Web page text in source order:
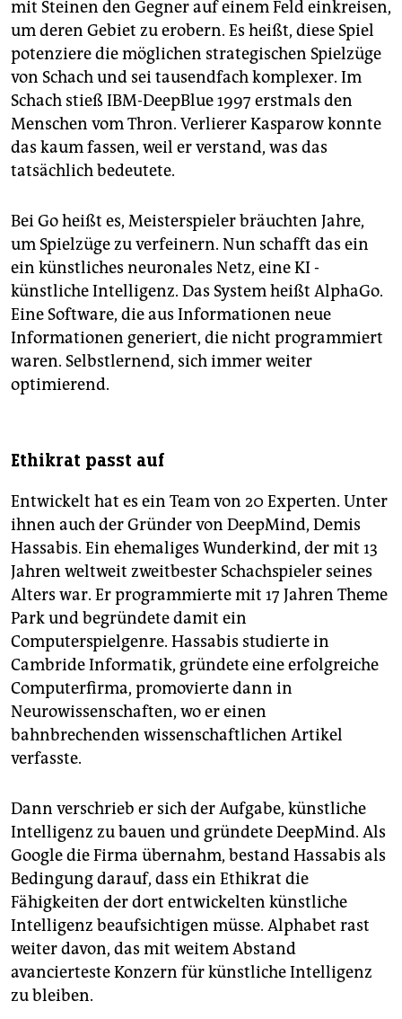
mit Steinen den Gegner auf einem Feld einkreisen,
um deren Gebiet zu erobern. Es heißt, diese Spiel
potenziere die möglichen strategischen Spielzüge
von Schach und sei tausendfach komplexer. Im
Schach stieß IBM-DeepBlue 1997 erstmals den
Menschen vom Thron. Verlierer Kasparow konnte
das kaum fassen, weil er verstand, was das
tatsächlich bedeutete.
Bei Go heißt es, Meisterspieler bräuchten Jahre,
um Spielzüge zu verfeinern. Nun schafft das ein
ein künstliches neuronales Netz, eine KI -
künstliche Intelligenz. Das System heißt AlphaGo.
Eine Software, die aus Informationen neue
Informationen generiert, die nicht programmiert
waren. Selbstlernend, sich immer weiter
optimierend.
Ethikrat passt auf
Entwickelt hat es ein Team von 20 Experten. Unter
ihnen auch der Gründer von DeepMind, Demis
Hassabis. Ein ehemaliges Wunderkind, der mit 13
Jahren weltweit zweitbester Schachspieler seines
Alters war. Er programmierte mit 17 Jahren Theme
Park und begründete damit ein
Computerspielgenre. Hassabis studierte in
Cambride Informatik, gründete eine erfolgreiche
Computerfirma, promovierte dann in
Neurowissenschaften, wo er einen
bahnbrechenden wissenschaftlichen Artikel
verfasste.
Dann verschrieb er sich der Aufgabe, künstliche
Intelligenz zu bauen und gründete DeepMind. Als
Google die Firma übernahm, bestand Hassabis als
Bedingung darauf, dass ein Ethikrat die
Fähigkeiten der dort entwickelten künstliche
Intelligenz beaufsichtigen müsse. Alphabet rast
weiter davon, das mit weitem Abstand
avancierteste Konzern für künstliche Intelligenz
zu bleiben.